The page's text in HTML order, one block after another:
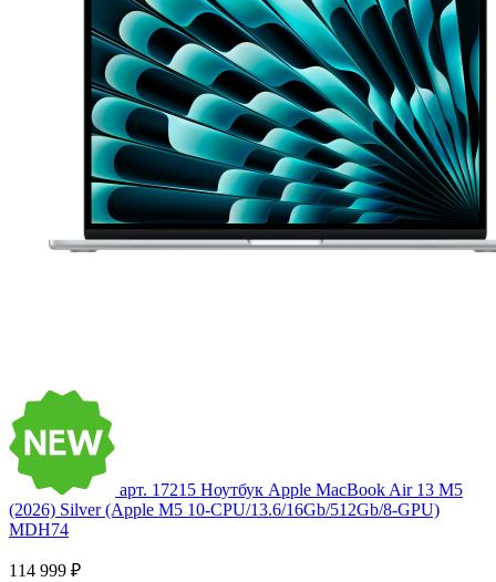
арт. 17215 Ноутбук Apple MacBook Air 13 M5
(2026) Silver (Apple M5 10-CPU/13.6/16Gb/512Gb/8-GPU)
MDH74
114 999 ₽